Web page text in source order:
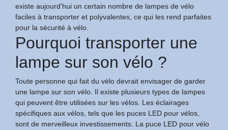
existe aujourd'hui un certain nombre de lampes de vélo
faciles à transporter et polyvalentes, ce qui les rend parfaites
pour la sécurité à vélo.
Pourquoi transporter une
lampe sur son vélo ?
Toute personne qui fait du vélo devrait envisager de garder
une lampe sur son vélo. Il existe plusieurs types de lampes
qui peuvent être utilisées sur les vélos. Les éclairages
spécifiques aux vélos, tels que les puces LED pour vélos,
sont de merveilleux investissements. La puce LED pour vélo